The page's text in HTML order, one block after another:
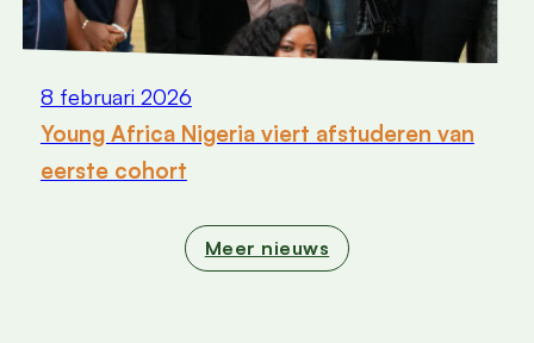
8 februari 2026
Young Africa Nigeria viert afstuderen van
eerste cohort
Meer nieuws